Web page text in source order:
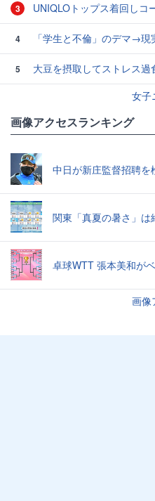
3 UNIQLOトップス着回しコ
4 「学生と不倫」のデマ→現
5
大豆を摂取してストレス過
女子
画像アクセスランキング
中日が新庄監督招聘を
関東「真夏の暑さ」は
卓球WTT 張本美和が
画像